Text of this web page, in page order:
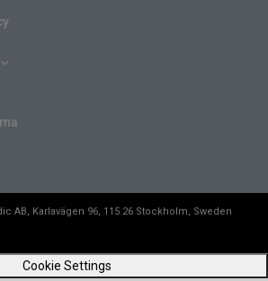
AB, Karlavägen 96, 115 26 Stockholm, Sweden
Cookie Settings